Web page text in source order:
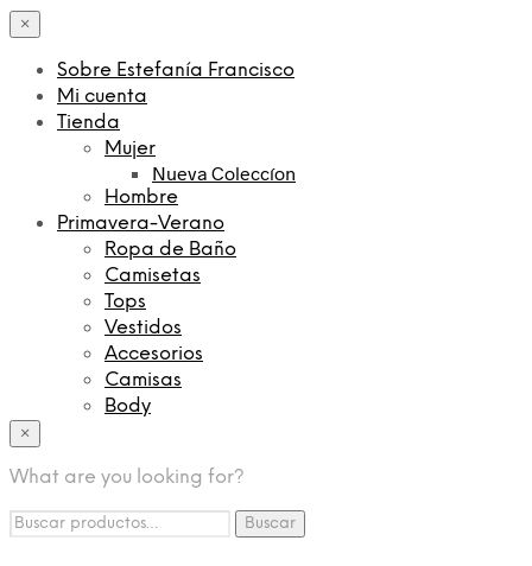
×
Sobre Estefanía Francisco
Mi cuenta
Tienda
Mujer
Nueva Coleccíon
Hombre
Primavera-Verano
Ropa de Baño
Camisetas
Tops
Vestidos
Accesorios
Camisas
Body
Chalecos
Jerseys
×
What are you looking for?
Buscar